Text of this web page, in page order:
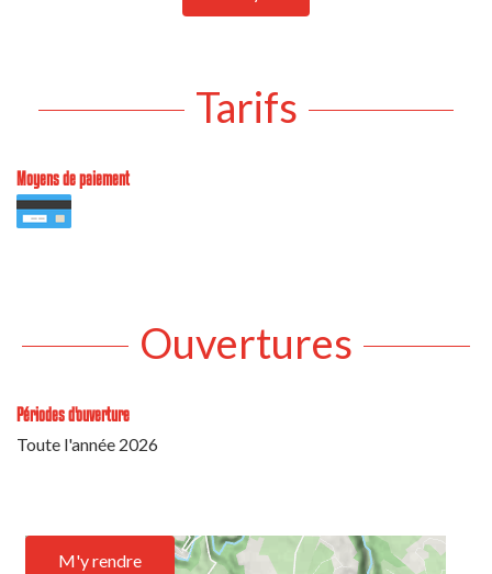
Tarifs
Moyens de paiement
Ouvertures
Périodes d'ouverture
Toute l'année 2026
M'y rendre